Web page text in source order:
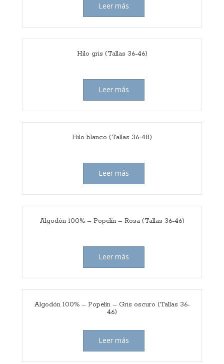
Leer más
Hilo gris (Tallas 36-46)
Leer más
Hilo blanco (Tallas 36-48)
Leer más
Algodón 100% – Popelín – Rosa (Tallas 36-46)
Leer más
Algodón 100% – Popelín – Gris oscuro (Tallas 36-
46)
Leer más